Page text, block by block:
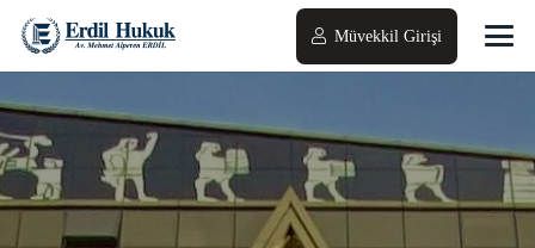
Müvekkil Girişi